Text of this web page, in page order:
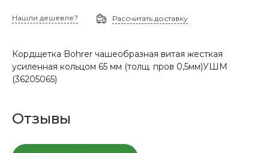
Нашли дешевле? Рассчитать доставку
Кордщетка Bohrer чашеобразная витая жесткая
усиленная кольцом 65 мм (толщ. пров 0,5мм)УШМ
(36205065)
Отзывы